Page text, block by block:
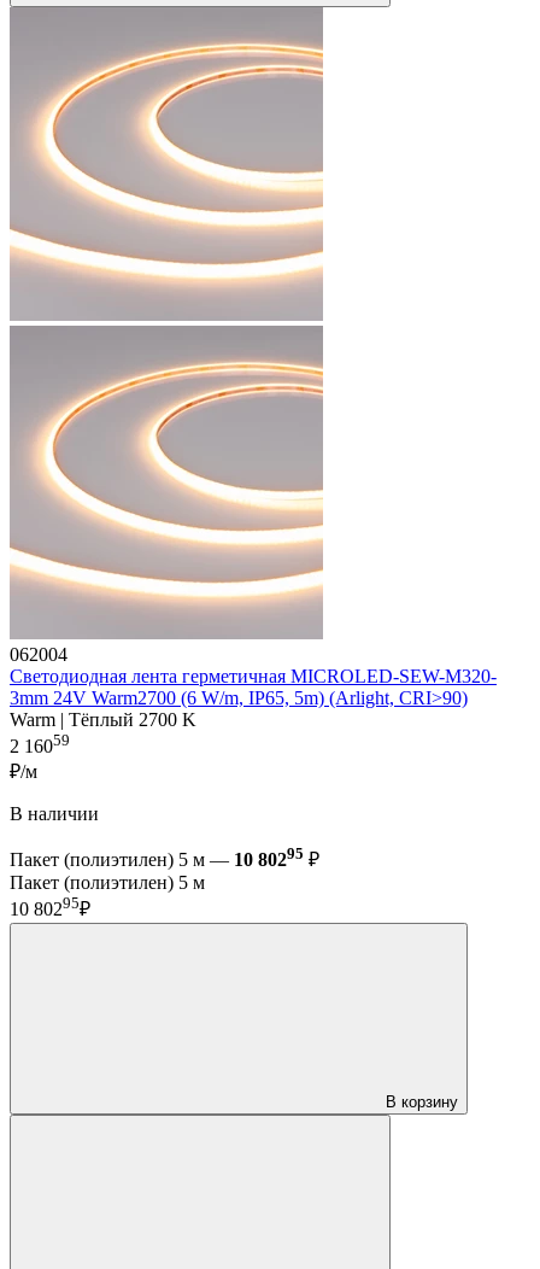
062004
Светодиодная лента герметичная MICROLED-SEW-M320-
3mm 24V Warm2700 (6 W/m, IP65, 5m) (Arlight, CRI>90)
Warm | Тёплый 2700 K
2 16059
₽/м
В наличии
Пакет (полиэтилен) 5 м — 10 80295 ₽
Пакет (полиэтилен) 5 м
10 80295₽
В корзину